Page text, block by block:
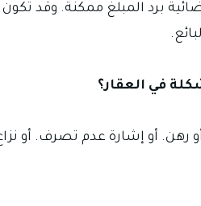
برد المبلغ ممكنة. وقد
في العقار؟
رهن. أو إشارة عدم تصرف. أو